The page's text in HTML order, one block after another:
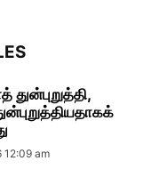
12:09 am